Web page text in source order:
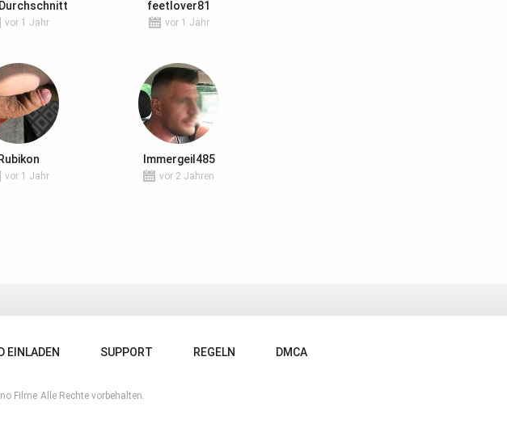
vor 1 Jahr
feetlover81
vor 1 Jahr
vor 1 Jahr
Immergeil485
vor 2 Jahren
EINLADEN SUPPORT REGELN DMCA
Filme Alle Rechte vorbehalten.